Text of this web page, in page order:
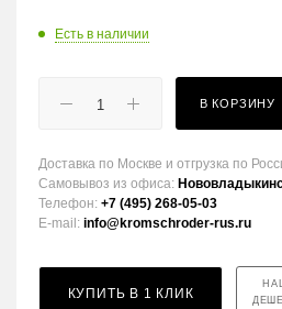
Есть в наличии
В КОРЗИНУ
Доставка по Москве и отгрузка по
Самовывоз из офиса:
Телефон: +7 (495) 268-05-03
E-mail: info@kromschroder-rus.ru
КУПИТЬ В 1 КЛИК